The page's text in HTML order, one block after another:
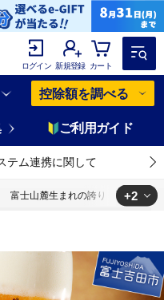
ログイン 新規登録 カート
控除額を調べる
ご利用ガイド
テム連携に関して
富士山麓生まれの誇り 「ふじや
麓生まれの誇り 「ふじやまビール
+2